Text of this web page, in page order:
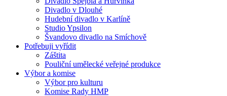
Divadlo v Dlouhé
Hudební divadlo v Karlíně
Studio Ypsilon
Švandovo divadlo na Smíchově
Potřebuji vyřídit
Záštita
Pouliční umělecké veřejné produkce
Výbor a komise
Výbor pro kulturu
Komise Rady HMP